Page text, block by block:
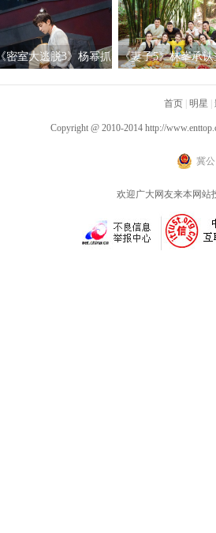
类真人秀“趣”找真相
与“镜”对话述说“我
事
《密室大逃脱3》杨幂抓
《妻子5》林峯承认
心动瞬间
首页 | 明星 |
Copyright @ 2010-2014 http://
冀公
欢迎广大网友来本网站